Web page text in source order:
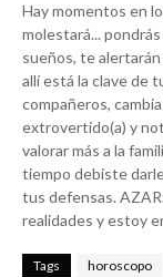
Hay momentos en
molestará...
sueños, te
allí está la clave de
compañeros,
extrovertido(a) y
valorar más a la
tiempo debiste
tus defensas.
realidades y estoy
Tags horoscopo